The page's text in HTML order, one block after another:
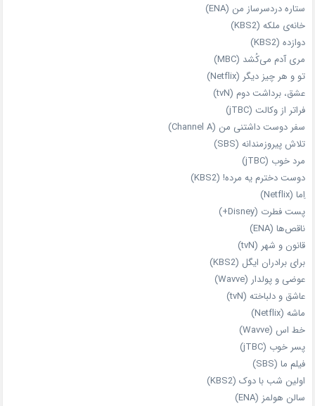
ستاره دردسرساز من (ENA)
خانه‌ی ملکه (KBS2)
دوازده (KBS2)
مری آدم می‌کُشد (MBC)
تو و هر چیز دیگر (Netflix)
عشق، برداشت دوم (tvN)
فراتر از وکالت (jTBC)
سفر دوست‌ داشتنی من (Channel A)
تلاش پیروزمندانه (SBS)
مرد خوب (jTBC)
دوست دخترم یه مرده! (KBS2)
اِما (Netflix)
پست فطرت (Disney+)
ناقص‌ها (ENA)
قانون و شهر (tvN)
برای برادران ایگل (KBS2)
عوضی و پولدار (Wavve)
عاشق و دلباخته (tvN)
ماشه (Netflix)
خط اس (Wavve)
پسر خوب (jTBC)
فیلم ما (SBS)
اولین شب با دوک (KBS2)
سالن هولمز (ENA)